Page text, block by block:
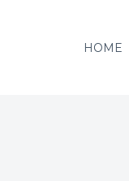
HOME